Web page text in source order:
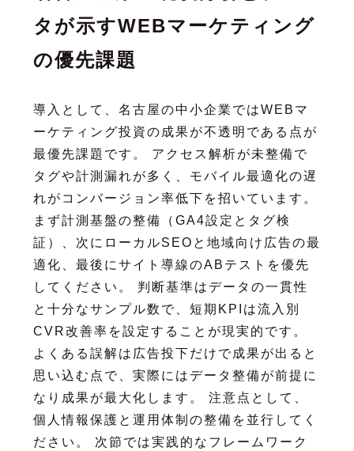
タが示すWEBマーケティング
の優先課題
導入として、名古屋の中小企業ではWEBマ
ーケティング投資の成果が不透明である点が
最優先課題です。 アクセス解析が未整備で
タグや計測漏れが多く、モバイル最適化の遅
れがコンバージョン率低下を招いています。
まず計測基盤の整備（GA4設定とタグ検
証）、次にローカルSEOと地域向け広告の最
適化、最後にサイト導線のABテストを優先
してください。 判断基準はデータの一貫性
と十分なサンプル数で、短期KPIは流入別
CVR改善率を設定することが現実的です。
よくある誤解は広告投下だけで成果が出ると
思い込む点で、実際にはデータ整備が前提に
なり成果が最大化します。 注意点として、
個人情報保護と運用体制の整備を並行してく
ださい。 次節では実践的なフレームワーク